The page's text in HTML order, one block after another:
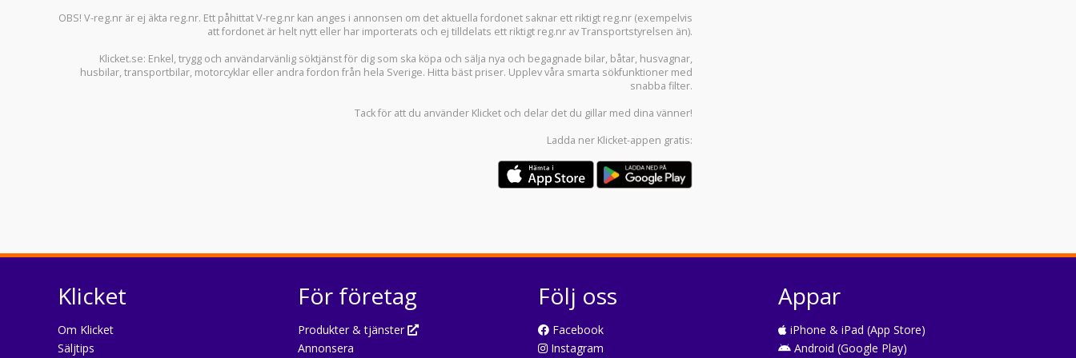
OBS! V-reg.nr är ej äkta reg.nr. Ett påhittat V-reg.nr kan anges i annonsen om det aktuella fordonet saknar ett riktigt reg.nr (exempelvis
att fordonet är helt nytt eller har importerats och ej tilldelats ett riktigt reg.nr av Transportstyrelsen än).
Klicket.se: Enkel, trygg och användarvänlig söktjänst för dig som ska köpa och sälja nya och begagnade bilar, båtar, husvagnar,
husbilar,transportbilar, motorcyklar eller andra fordon från hela Sverige. Hitta bäst priser. Upplev våra smarta sökfunktioner med
snabba filter.
Tack för att du använder Klicket och delar det du gillar med dina vänner!
Ladda ner Klicket-appen gratis:
Klicket
Om Klicket
Säljtips
För företag
Produkter & tjänster
Annonsera
Följ oss
Facebook
Instagram
Appar
iPhone & iPad (App Store)
Android (Google Play)